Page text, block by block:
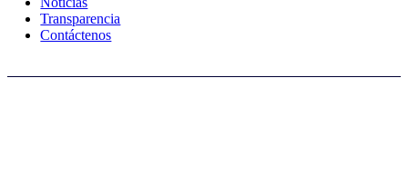
Transparencia
Contáctenos